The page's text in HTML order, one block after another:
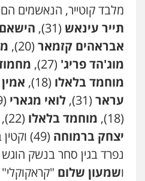
מלבד קוטייר, הנאשמים הם
תייר עינאש (31),
אבראהים קזמאר (20),
מוג'הד פריג' (27),
מוחמד בלאלו (18),
עראר (31), לואי מגארי (19),
(18),
מוחמד בלאלו (22),
יצחק ברמוחה
נפרד בגין סחר בנשק
ושמעון שלום "קראקוקלי"